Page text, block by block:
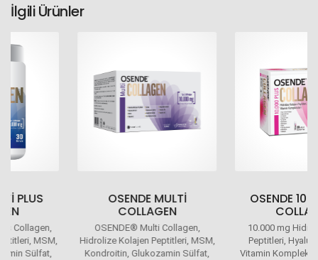
İlgili Ürünler
OSENDE MULTI
OSENDE® Multi Collagen,
Hidrolize Kolajen Peptitleri, MSM,
Kondroitin, Glukozamin Sülfat,
OSENDE 10.000 PLUS
10.000 mg Hidrolize Kolajen
Peptitleri, Hyaluronik Asit ve
Vitamin Kompleks Takviye Edici